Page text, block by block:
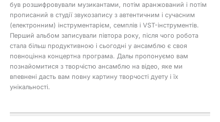
був розшифровували музикантами, потім аранжований і потім
прописаний в студії звукозапису з автентичним і сучасним
(електронним) інструментарієм, семплів і VST-інструментів.
Перший альбом записували півтора року, після чого робота
стала більш продуктивною і сьогодні у ансамблю є своя
повноцінна концертна програма. Далы пропонуємо вам
познайомитися з творчістю ансамблю на відео, яке ми
впевнені дасть вам повну картину творчості дуету і їх
унікальності.